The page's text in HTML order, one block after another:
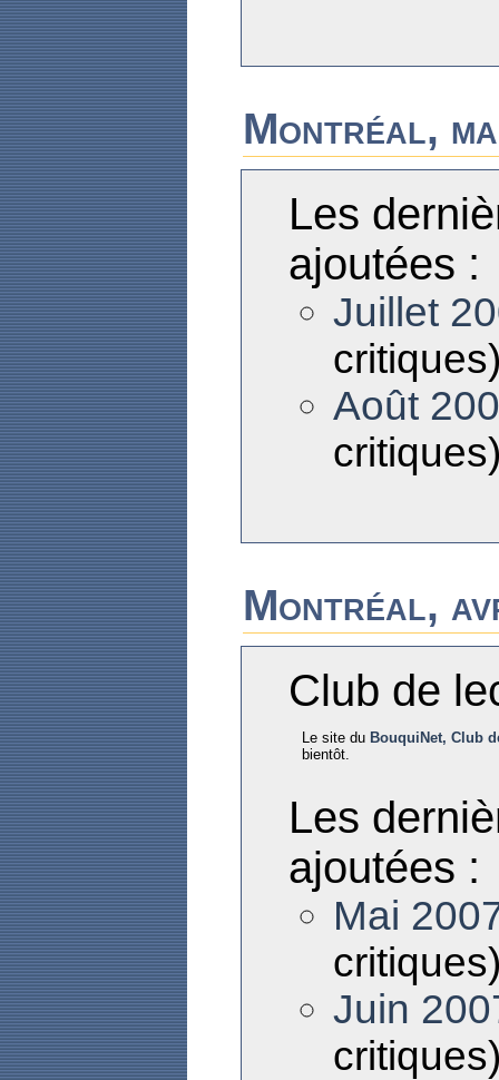
Montréal,
Les
ajoutées :
Juillet
Août
Montréal,
Club de
Le site du BouquiNet, Club
bientôt.
Les
ajoutées :
Mai
Juin